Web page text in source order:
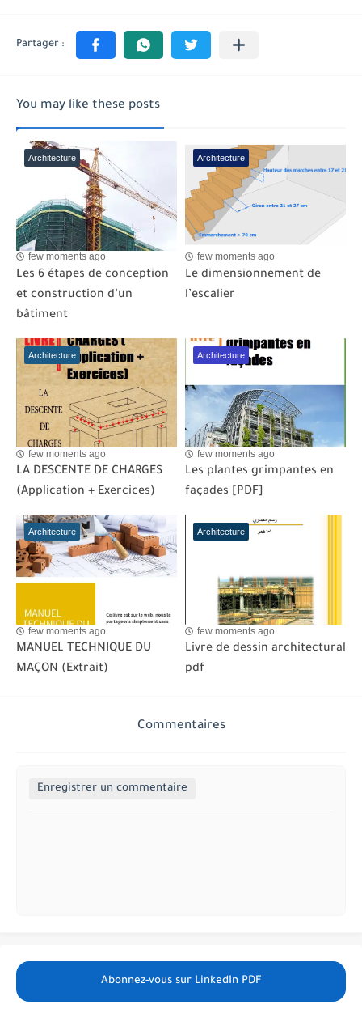
You may like these posts
Architecture
few moments ago
Les 6 étapes de conception
et construction d’un
bâtiment
Architecture
few moments ago
Le dimensionnement de
l’escalier
Architecture
few moments ago
LA DESCENTE DE CHARGES
(Application + Exercices)
Architecture
few moments ago
Les plantes grimpantes en
façades [PDF]
Architecture
few moments ago
MANUEL TECHNIQUE DU
MAÇON (Extrait)
Architecture
few moments ago
Livre de dessin architectural
pdf
Commentaires
Enregistrer un commentaire
Abonnez-vous sur LinkedIn PDF